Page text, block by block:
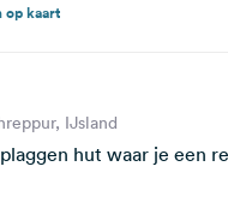
op kaart
IJsland
hut waar je een